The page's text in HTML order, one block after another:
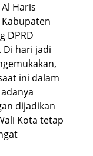
Al Haris
DPRD
Di hari jadi
ini dalam
dijadikan
Kota tetap